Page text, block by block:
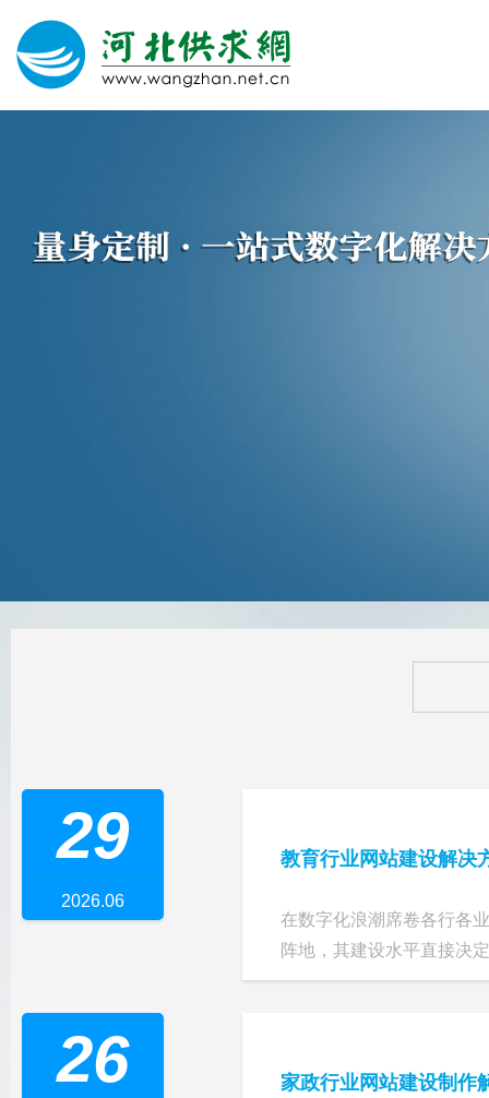
网站建设 微信营销 微信代运营 400电话
教育行业网站建设解决
在数字化浪潮席卷各行各
阵地，其建设水平直接决
29
2026.06
家政行业网站建设制作
26